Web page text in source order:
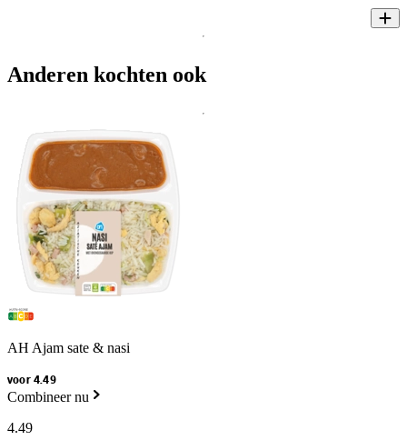
Anderen kochten ook
AH Ajam sate & nasi
voor 4.49
Combineer nu
4.49